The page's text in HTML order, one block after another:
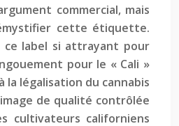
commercial, mais
cette étiquette.
ce label si attrayant pour
pour le « Cali »
légalisation du cannabis
de qualité contrôlée
cultivateurs californiens